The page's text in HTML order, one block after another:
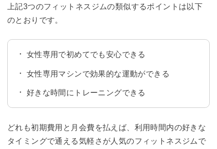
上記3つのフィットネスジムの類似するポイントは以下
のとおりです。
女性専用で初めてでも安心できる
女性専用マシンで効果的な運動ができる
好きな時間にトレーニングできる
どれも初期費用と月会費を払えば、利用時間内の好きな
タイミングで通える気軽さが人気のフィットネスジムで